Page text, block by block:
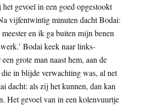
gevoel in een goed opgestookt
vijfentwintig minuten dacht Bodai:
en ik ga buiten mijn benen
Bodai keek naar links-
grote man naast hem, aan de
in blijde verwachting was, al net
dacht: als zij het kunnen, dan kan
Het gevoel van in een kolenvuurtje